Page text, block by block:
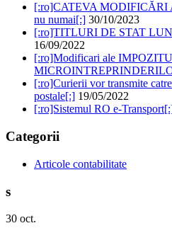
[:ro]CATEVA
nu numai[:] 30/10/2023
[:ro]TITLURI DE STAT
16/09/2022
[:ro]Modificari ale
[:ro]Curierii vor transmite
postale[:] 19/05/2022
[:ro]Sistemul RO e-
Categorii
Articole contabilitate
s
30 oct.